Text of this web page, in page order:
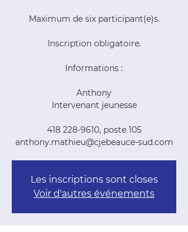
Maximum de six participant(e)s.
Inscription obligatoire.
Informations :
Anthony
Intervenant jeunesse
418 228-9610, poste 105
anthony.mathieu@cjebeauce-sud.com
Les inscriptions sont closes
Voir d'autres événements